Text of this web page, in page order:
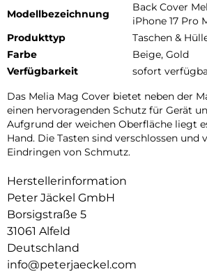
Modellbezeichnung
Back Cover
iPhone 17 Pro
Produkttyp
Taschen &
Farbe
Beige, Gold
Verfügbarkeit
sofort
Das Melia Mag Cover bietet neben der
einen hervoragenden Schutz für Gerät
Aufgrund der weichen Oberfläche liegt
Hand. Die Tasten sind verschlossen und
Eindringen von Schmutz.
Herstellerinformation
Peter Jäckel GmbH
Borsigstraße 5
31061 Alfeld
Deutschland
info@peterjaeckel.com